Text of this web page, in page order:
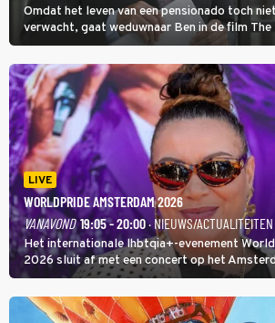
Omdat het leven van een pensionado toch
verwacht, gaat weduwnaar Ben in de film
bij de hippe webwinkel van Jules, wat een
LIVE
WORLDPRIDE AMSTERDAM 2026
VANAVOND 19:05 - 20:00· NIEUWS/ACTUALITEITEN
Het internationale lhbtqia+-evenement
2026 sluit af met een concert op het
Anita Doth is een van de optredende
veroverde ze de wereld als zangeres van